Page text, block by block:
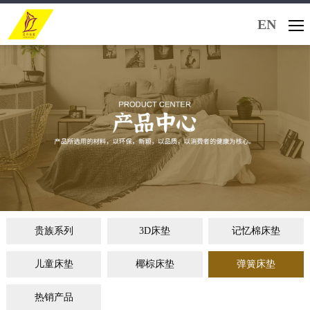
EN
贵族系列 3D床垫 记忆棉床垫
儿童床垫 椰棕床垫 弹簧床垫
热销产品